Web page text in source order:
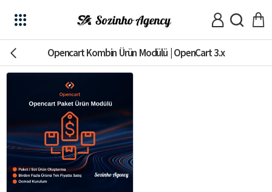
Opencart Kombin Ürün Modülü | OpenCart 3.x